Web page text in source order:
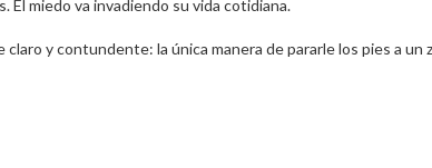
El miedo va invadiendo su vida cotidiana.
y contundente: la única manera de pararle los pies a